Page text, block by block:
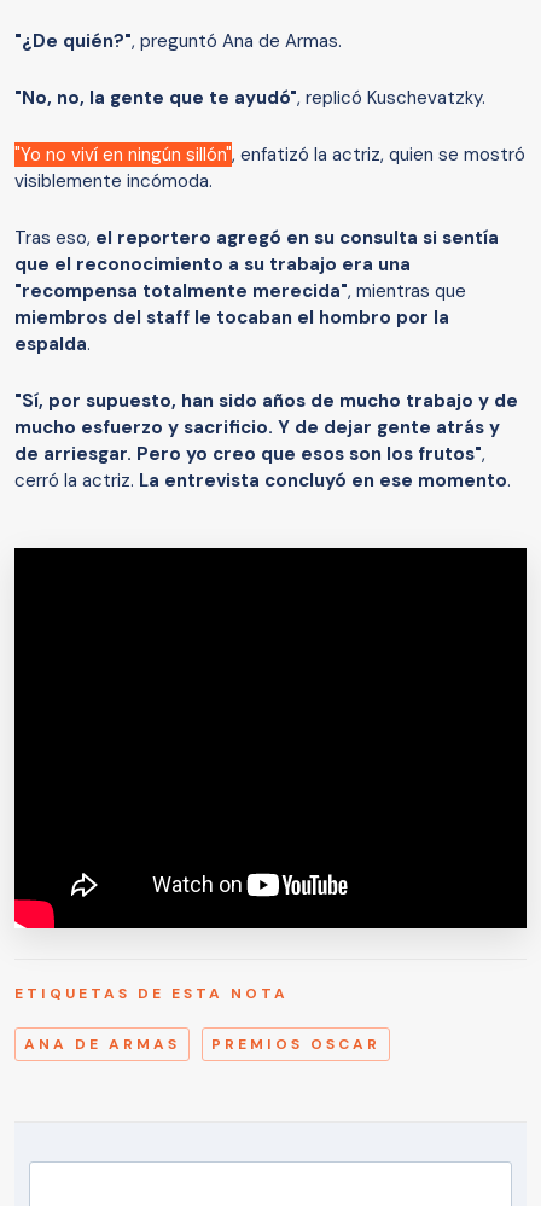
"¿De quién?", preguntó Ana de Armas.
"No, no, la gente que te ayudó", replicó Kuschevatzky.
"Yo no viví en ningún sillón", enfatizó la actriz, quien se mostró
visiblemente incómoda.
Tras eso, el reportero agregó en su consulta si sentía
que el reconocimiento a su trabajo era una
"recompensa totalmente merecida", mientras que
miembros del staff le tocaban el hombro por la
espalda.
"Sí, por supuesto, han sido años de mucho trabajo y de
mucho esfuerzo y sacrificio. Y de dejar gente atrás y
de arriesgar. Pero yo creo que esos son los frutos",
cerró la actriz. La entrevista concluyó en ese momento.
ETIQUETAS DE ESTA NOTA
ANA DE ARMAS PREMIOS OSCAR